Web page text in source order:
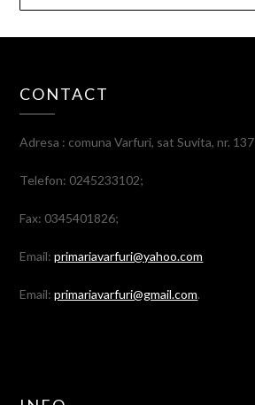
CONTACT
Adresa : comuna Varfuri, sat Suvita, nr. 137
Telefon: 0245233102;
Fax: 0345401826;
Email:primariavarfuri@yahoo.com
Email:primariavarfuri@gmail.com.